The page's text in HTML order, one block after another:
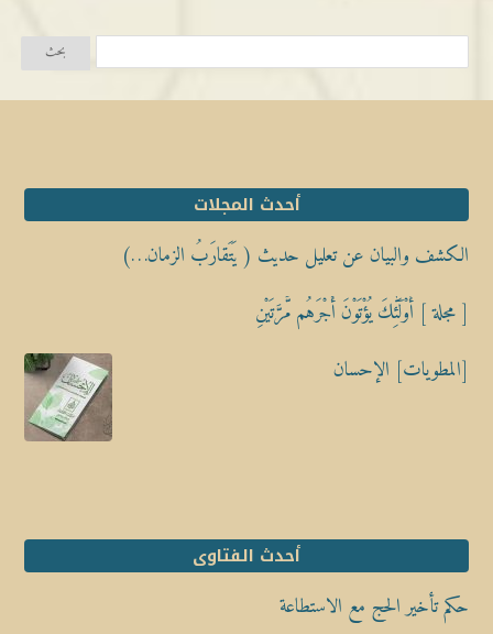
أحدث المجلات
الكشف والبيان عن تعليل حديث ( يَتَقارَبُ الزمان…)
[ مجلة ] أُوْلَٰٓئِكَ يُؤْتَوْنَ أَجْرَهُم مَّرَّتَيْنِ
[المطويات] الإحسان
أحدث الفتاوى
حكم تأخير الحج مع الاستطاعة